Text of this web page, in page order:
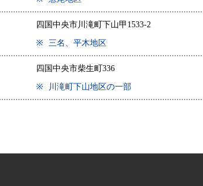
四国中央市川滝町下山甲1533-2
※
三名、平木地区
四国中央市柴生町336
※
川滝町下山地区の一部